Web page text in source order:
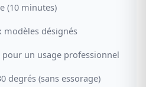
(10 minutes)
modèles désignés
pour un usage professionnel
degrés (sans essorage)